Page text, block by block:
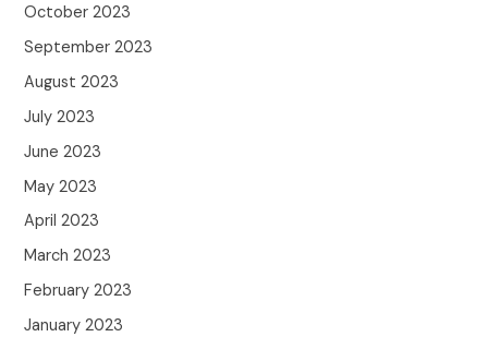
October 2023
September 2023
August 2023
July 2023
June 2023
May 2023
April 2023
March 2023
February 2023
January 2023